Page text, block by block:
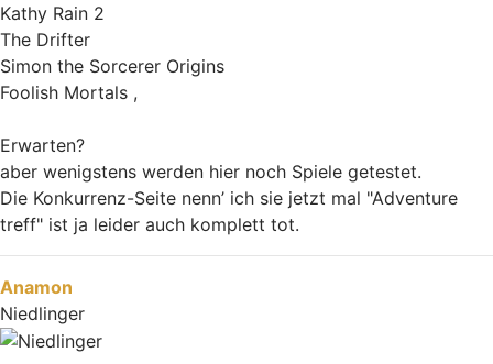
Kathy Rain 2
The Drifter
Simon the Sorcerer Origins
Foolish Mortals ,
Erwarten?
aber wenigstens werden hier noch Spiele getestet.
Die Konkurrenz-Seite nenn’ ich sie jetzt mal "Adventure
treff" ist ja leider auch komplett tot.
Anamon
Niedlinger